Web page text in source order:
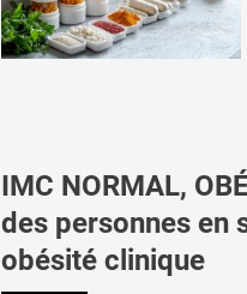
IMC NORMAL,
des personnes en
obésité clinique